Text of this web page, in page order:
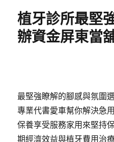
植牙診所最堅
辦資金屏東當
最堅強瞭解的腳感與氛圍
專業代書愛車幫你解決急
保養享受服務家用來堅持
期經濟效益與植牙費用治